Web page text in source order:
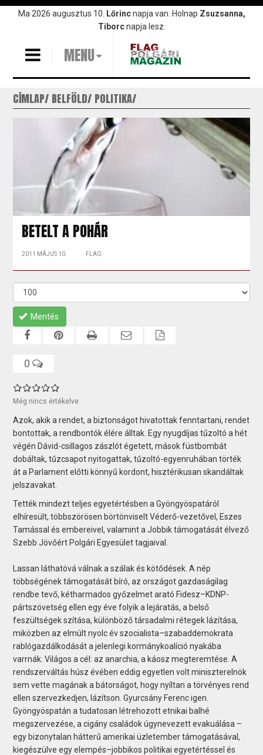
UgrásMa 2026 augusztus 10. Lőrincnapja van. Holnap Zsuzsanna,
Tiborcnapja lesz.
MENU
CÍMLAP BELFÖLD POLITIKA
BETELT A POHÁR
2011 MÁJUS 10. FLAG
Mentés
0
Még nincs értékelve
Azok, akik a rendet, a biztonságot hivatottak fenntartani, rendet
bontottak, a rendbontók élére álltak. Egy nyugdíjas tűzoltó a hét
végén Dávid-csillagos zászlót égetett, mások füstbombát
dobáltak, tűzcsapot nyitogattak, tűzoltó-egyenruhában törték
át a Parlament előtti könnyű kordont, hisztérikusan skandáltak
jelszavakat.
Tették mindezt teljes egyetértésben a Gyöngyöspatáról
elhíresült, többszörösen börtönviselt Véderő-vezetővel, Eszes
Tamással és embereivel, valamint a Jobbik támogatását élvező
Szebb Jövőért Polgári Egyesület tagjaival.
Lassan láthatóvá válnak a szálak és kötődések. A nép
többségének támogatását bíró, az országot gazdaságilag
rendbe tevő, kétharmados győzelmet arató Fidesz–KDNP-
pártszövetség ellen egy éve folyik a lejáratás, a belső
feszültségek szítása, különböző társadalmi rétegek lázítása,
miközben az elmúlt nyolc év szocialista–szabaddemokrata
rablógazdálkodását a jelenlegi kormánykoalíció nyakába
varrnák. Világos a cél: az anarchia, a káosz megteremtése. A
rendszerváltás húsz évében eddig egyetlen volt miniszterelnök
sem vette magának a bátorságot, hogy nyíltan a törvényes rend
ellen szervezkedjen, lázítson. Gyurcsány Ferenc igen.
Gyöngyöspatán a tudatosan létrehozott etnikai balhé
megszervezése, a cigány családok úgynevezett evakuálása –
egy bizonytalan hátterű amerikai üzletember támogatásával,
kiegészülve egy elempés–jobbikos politikai egyetértéssel és